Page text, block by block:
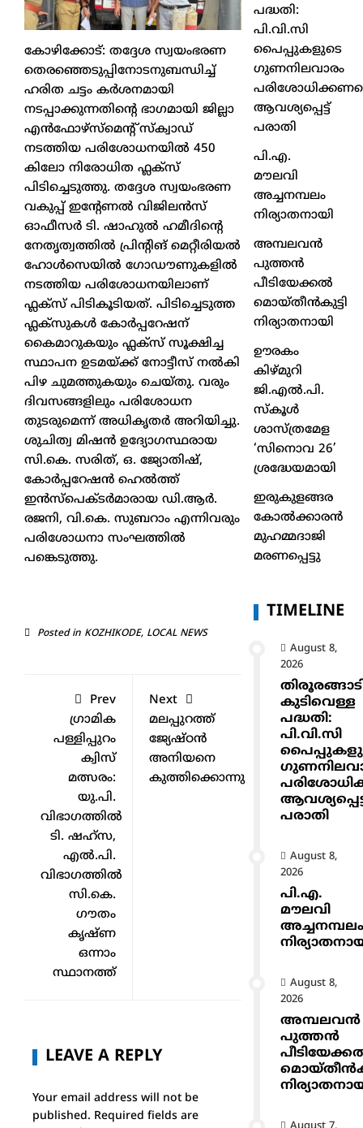
കോഴിക്കോട്: തദ്ദേശ സ്വയംഭരണ
തെരഞ്ഞെടുപ്പിനോടനുബന്ധിച്ച്
ഹരിത ചട്ടം കർശനമായി
നടപ്പാക്കുന്നതിന്റെ ഭാഗമായി ജില്ലാ
എൻഫോഴ്‌സ്‌മെന്റ് സ്ക്വാഡ്
നടത്തിയ പരിശോധനയിൽ 450
കിലോ നിരോധിത ഫ്ലക്സ്
പിടിച്ചെടുത്തു. തദ്ദേശ സ്വയംഭരണ
വകുപ്പ് ഇന്റേണൽ വിജിലൻസ്
ഓഫീസർ ടി. ഷാഹുൽ ഹമീദിന്റെ
നേതൃത്വത്തിൽ പ്രിന്റിങ് മെറ്റീരിയൽ
ഹോൾസെയിൽ ഗോഡൗണുകളിൽ
നടത്തിയ പരിശോധനയിലാണ്
ഫ്ലക്സ് പിടികൂടിയത്. പിടിച്ചെടുത്ത
ഫ്ലക്സുകൾ കോർപ്പറേഷന്
കൈമാറുകയും ഫ്ലക്സ് സൂക്ഷിച്ച
സ്ഥാപന ഉടമയ്ക്ക് നോട്ടീസ് നൽകി
പിഴ ചുമത്തുകയും ചെയ്തു. വരും
ദിവസങ്ങളിലും പരിശോധന
തുടരുമെന്ന് അധികൃതർ അറിയിച്ചു.
ശുചിത്വ മിഷൻ ഉദ്യോഗസ്ഥരായ
സി.കെ. സരിത്, ഒ. ജ്യോതിഷ്,
കോർപ്പറേഷൻ ഹെൽത്ത്
ഇൻസ്പെക്ടർമാരായ ഡി.ആർ.
രജനി, വി.കെ. സുബറാം എന്നിവരും
പരിശോധനാ സംഘത്തിൽ
പങ്കെടുത്തു.
Posted in KOZHIKODE, LOCAL NEWS
Prev
ഗ്രാമിക
പള്ളിപ്പുറം
ക്വിസ്
മത്സരം:
യു.പി.
വിഭാഗത്തിൽ
ടി. ഷഹ്‌സ,
എൽ.പി.
വിഭാഗത്തിൽ
സി.കെ.
ഗൗതം
കൃഷ്ണ
ഒന്നാം
സ്ഥാനത്ത്
Next
മലപ്പുറത്ത്
ജ്യേഷ്ഠന്‍
അനിയനെ
കുത്തിക്കൊന്നു
LEAVE A REPLY
Your email address will not be
published. Required fields are
പദ്ധതി:
പി.വി.സി
പൈപ്പുകളുടെ
ഗുണനിലവാരം
ആവശ്യപ്പെട്ട്
പരാതി
പി.എ.
മൗലവി
അച്ചനമ്പലം
നിര്യാതനായി
അമ്പലവൻ
പുത്തൻ
പീടിയേക്കൽ
മൊയ്തീൻകുട്ടി
നിര്യാതനായി
ഊരകം
കിഴ്മുറി
ജി.എൽ.പി.
സ്കൂൾ
ശാസ്ത്രമേള
‘സിനൊവ 26’
ശ്രദ്ധേയമായി
ഇരുകുളങ്ങര
കോൽക്കാരൻ
മുഹമ്മദാജി
മരണപ്പെട്ടു
TIMELINE
August 8,
2026
കുടിവെള്ള
പദ്ധതി:
പി.വി.സി
പരാതി
August 8,
2026
പി.എ.
മൗലവി
August 8,
2026
അമ്പലവൻ
പുത്തൻ